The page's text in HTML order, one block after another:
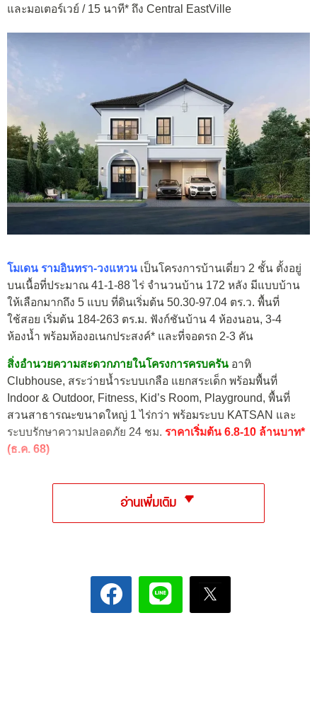
และมอเตอร์เวย์ / 15 นาที* ถึง Central EastVille
โมเดน รามอินทรา-วงแหวน เป็นโครงการบ้านเดี่ยว 2 ชั้น ตั้งอยู่
บนเนื้อที่ประมาณ 41-1-88 ไร่ จำนวนบ้าน 172 หลัง มีแบบบ้าน
ให้เลือกมากถึง 5 แบบ ที่ดินเริ่มต้น 50.30-97.04 ตร.ว. พื้นที่
ใช้สอย เริ่มต้น 184-263 ตร.ม. ฟังก์ชันบ้าน 4 ห้องนอน, 3-4
ห้องน้ำ พร้อมห้องอเนกประสงค์* และที่จอดรถ 2-3 คัน
สิ่งอำนวยความสะดวกภายในโครงการครบครัน อาทิ
Clubhouse, สระว่ายน้ำระบบเกลือ แยกสระเด็ก พร้อมพื้นที่
Indoor & Outdoor, Fitness, Kid’s Room, Playground, พื้นที่
สวนสาธารณะขนาดใหญ่ 1 ไร่กว่า พร้อมระบบ KATSAN และ
ระบบรักษาความปลอดภัย 24 ชม. ราคาเริ่มต้น 6.8-10 ล้านบาท*
(ธ.ค. 68)
อ่านเพิ่มเติม